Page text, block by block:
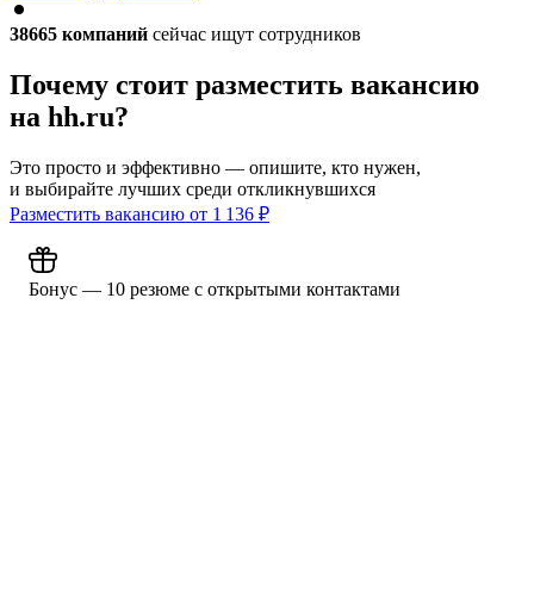
38665 компаний сейчас ищут сотрудников
Почему стоит разместить вакансию
на hh.ru?
Это просто и эффективно — опишите, кто нужен,
и выбирайте лучших среди откликнувшихся
Разместить вакансию от 1 136 ₽
Бонус — 10 резюме с открытыми контактами